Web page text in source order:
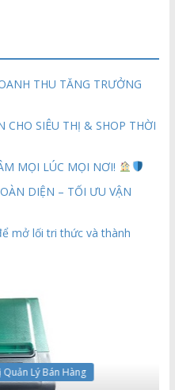
THU TĂNG TRƯỞNG
CHO SIÊU THỊ & SHOP THỜI
MỌI LÚC MỌI NƠI!
DIỆN – TỐI ƯU VẬN
mở lối tri thức và thành
Quản Lý Bán Hàng